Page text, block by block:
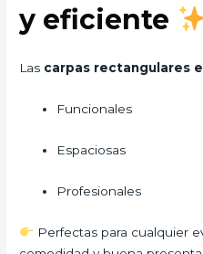
y eficiente
Las carpas rectangulares
Funcionales
Espaciosas
Profesionales
Perfectas para cualquier